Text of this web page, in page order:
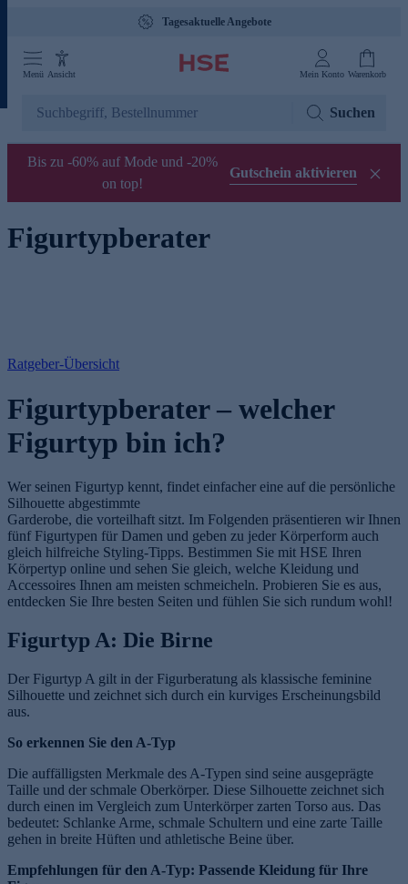
Tagesaktuelle Angebote
Menü Ansicht Mein Konto Warenkorb
Suchen
Bis zu -60% auf Mode und -20%
on top!
Gutschein aktivieren
Figurtypberater
Ratgeber-Übersicht
Figurtypberater – welcher
Figurtyp bin ich?
Wer seinen Figurtyp kennt, findet einfacher eine auf die persönliche
Silhouette abgestimmte
Garderobe, die vorteilhaft sitzt. Im Folgenden präsentieren wir Ihnen
fünf Figurtypen für Damen und geben zu jeder Körperform auch
gleich hilfreiche Styling-Tipps. Bestimmen Sie mit HSE Ihren
Körpertyp online und sehen Sie gleich, welche Kleidung und
Accessoires Ihnen am meisten schmeicheln. Probieren Sie es aus,
entdecken Sie Ihre besten Seiten und fühlen Sie sich rundum wohl!
Figurtyp A: Die Birne
Der Figurtyp A gilt in der Figurberatung als klassische feminine
Silhouette und zeichnet sich durch ein kurviges Erscheinungsbild
aus.
So erkennen Sie den A-Typ
Die auffälligsten Merkmale des A-Typen sind seine ausgeprägte
Taille und der schmale Oberkörper. Diese Silhouette zeichnet sich
durch einen im Vergleich zum Unterkörper zarten Torso aus. Das
bedeutet: Schlanke Arme, schmale Schultern und eine zarte Taille
gehen in breite Hüften und athletische Beine über.
Empfehlungen für den A-Typ: Passende Kleidung für Ihre